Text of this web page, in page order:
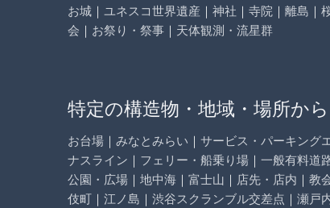
お城 ｜ ユネスコ世界遺産 ｜ 神社 ｜ 寺院 ｜ 離島 ｜
会 ｜ お祭り・祭事 ｜ 天体観測・流星群
特定の構造物・地域・場所か
お台場 ｜ みなとみらい ｜ サービス・パーキング
ナスライン ｜ フェリー・船乗り場 ｜ 一般有料道
公園・広場 ｜ 地中海 ｜ 富士山 ｜ 店先・店内 ｜ 教
伎町 ｜ 江ノ島 ｜ 渋谷スクランブル交差点 ｜ 瀬戸